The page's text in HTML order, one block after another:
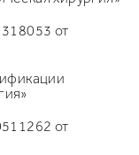
от
от